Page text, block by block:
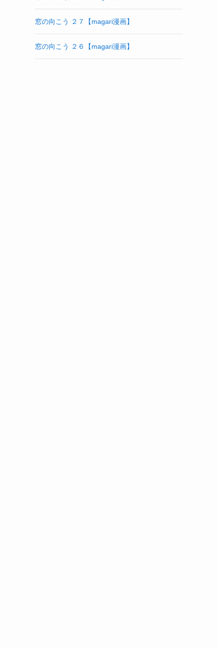
窓の向こう ２７【magari漫画】
窓の向こう ２６【magari漫画】